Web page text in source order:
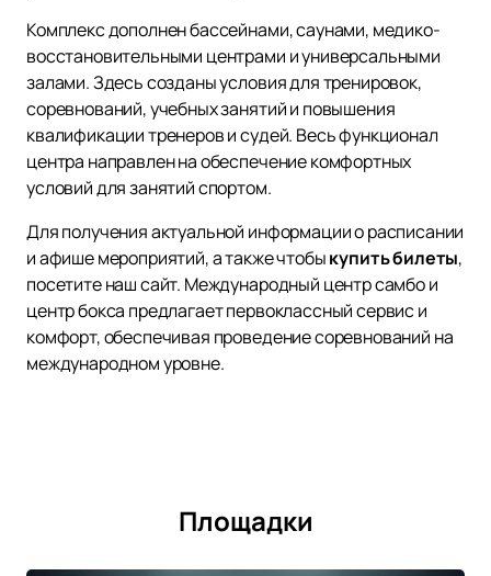
Комплекс дополнен бассейнами, саунами, медико-
восстановительными центрами и универсальными
залами. Здесь созданы условия для тренировок,
соревнований, учебных занятий и повышения
квалификации тренеров и судей. Весь функционал
центра направлен на обеспечение комфортных
условий для занятий спортом.
Для получения актуальной информации о расписании
и афише мероприятий, а также чтобыкупить билеты,
посетите наш сайт. Международный центр самбо и
центр бокса предлагает первоклассный сервис и
комфорт, обеспечивая проведение соревнований на
международном уровне.
Площадки